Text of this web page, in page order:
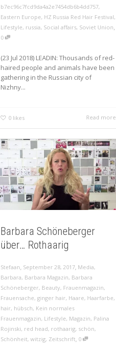
b7ec96c7fcd9da4a2e7454db6b4dd757,
Eastern Europe, HZ Russia Red Hair Festival,
Lifestyle, russia, Social affairs, Soviet Union,
0
(23 Jul 2018) LEADIN: Thousands of red-
haired people and animals have been
gathering in the Russian city of
Nizhny...
0 likes Read more
Barbara Schöneberger
über… Rothaarig
Stefaan, September 28, 2017, Media,
Barbara, Barbara Magazin, Barbara
Schöneberger, Beauty, Frauenmagazin,
Frauensache, ginger hair, Haare, Haarfarbe,
hair, hübsch, Kein normales
Frauenmagazin, Lifestyle, Magazin, Palina
Rojinski, red head, rothaarig, schön,
Schönheit, witzig, Zeitschrift, 0